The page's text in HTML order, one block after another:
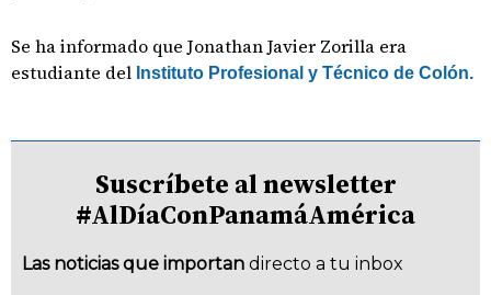
Se ha informado que Jonathan Javier Zorilla era
estudiante del Instituto Profesional y Técnico de Colón.
Suscríbete al newsletter
#AlDíaConPanamáAmérica
Las noticias que importan directo a tu inbox